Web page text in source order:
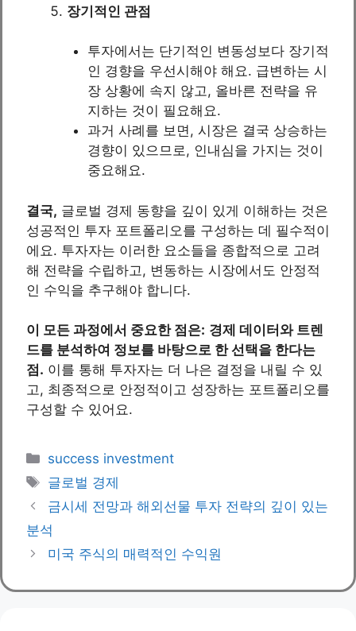
장기적인 관점
투자에서는 단기적인 변동성보다 장기적
인 경향을 우선시해야 해요. 급변하는 시
장 상황에 속지 않고, 올바른 전략을 유
지하는 것이 필요해요.
과거 사례를 보면, 시장은 결국 상승하는
경향이 있으므로, 인내심을 가지는 것이
중요해요.
결국, 글로벌 경제 동향을 깊이 있게 이해하는 것은
성공적인 투자 포트폴리오를 구성하는 데 필수적이
에요. 투자자는 이러한 요소들을 종합적으로 고려
해 전략을 수립하고, 변동하는 시장에서도 안정적
인 수익을 추구해야 합니다.
이 모든 과정에서 중요한 점은: 경제 데이터와 트렌
드를 분석하여 정보를 바탕으로 한 선택을 한다는
점. 이를 통해 투자자는 더 나은 결정을 내릴 수 있
고, 최종적으로 안정적이고 성장하는 포트폴리오를
구성할 수 있어요.
Categories
success investment
Tags
글로벌 경제
금시세 전망과 해외선물 투자 전략의 깊이 있는
분석
미국 주식의 매력적인 수익원